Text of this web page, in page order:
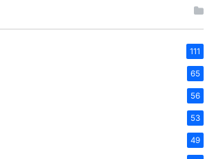
111
65
56
53
49